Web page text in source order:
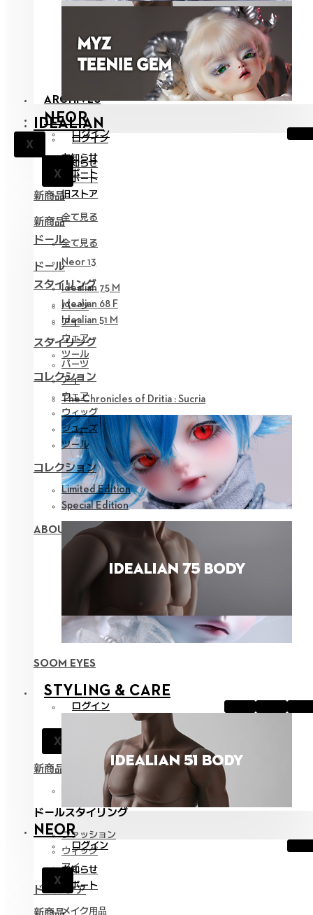
ARCHIVES
X
NEOR
ログイン
X
お知らせ
サポート
新商品
全て見る
ドール
Neor 13
スタイリング
パーツ
アイ
ウェア
ツール
コレクション
The Chronicles of Dritia : Sucria
ABOUT NEOR 13
SOOM EYES
STYLING & CARE
ログイン
X
新商品
ドールスタイリング
ファッション
ウィッグ
アイ
ドールケア
メイク用品
IDEALIAN
ログイン
X
お知らせ
サポート
旧ストア
新商品
全て見る
ドール
Idealian 75 M
Idealian 68 F
Idealian 51 M
スタイリング
パーツ
アイ
ウェア
ウィッグ
シューズ
ツール
コレクション
Limited Edition
Special Edition
NEOR
ログイン
X
お知らせ
サポート
新商品